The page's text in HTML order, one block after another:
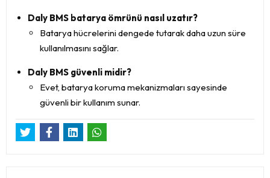
Daly BMS batarya ömrünü nasıl uzatır?
Batarya hücrelerini dengede tutarak daha uzun süre
kullanılmasını sağlar.
Daly BMS güvenli midir?
Evet, batarya koruma mekanizmaları sayesinde
güvenli bir kullanım sunar.